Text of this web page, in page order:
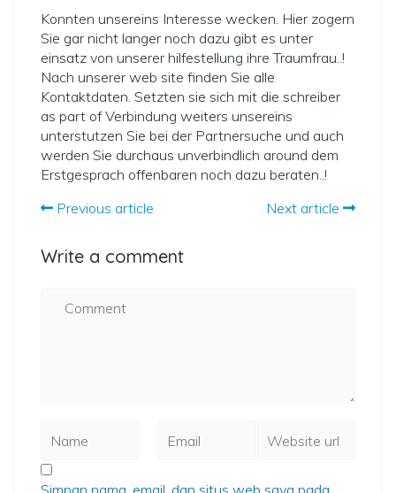
Konnten unsereins Interesse wecken. Hier zogern
Sie gar nicht langer noch dazu gibt es unter
einsatz von unserer hilfestellung ihre Traumfrau..!
Nach unserer web site finden Sie alle
Kontaktdaten. Setzten sie sich mit die schreiber
as part of Verbindung weiters unsereins
unterstutzen Sie bei der Partnersuche und auch
werden Sie durchaus unverbindlich around dem
Erstgesprach offenbaren noch dazu beraten..!
Previous article
Next article
Write a comment
Simpan nama, email, dan situs web saya pada